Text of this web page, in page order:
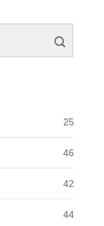
25
46
42
44